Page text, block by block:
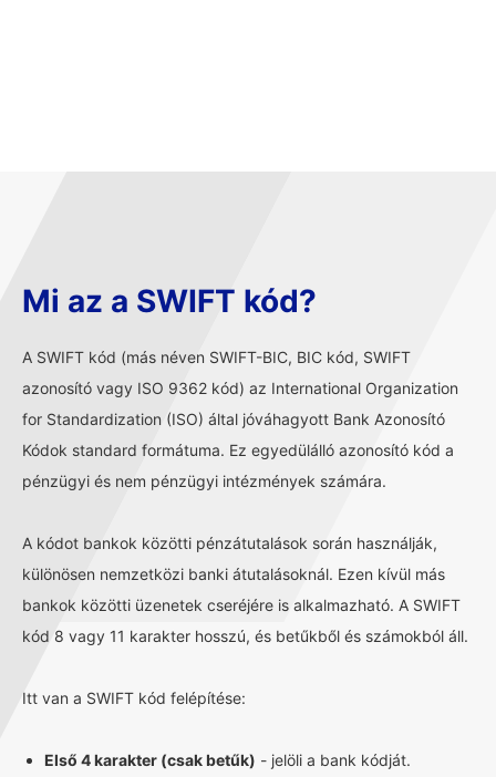
Mi az a SWIFT kód?
A SWIFT kód (más néven SWIFT-BIC, BIC kód, SWIFT
azonosító vagy ISO 9362 kód) az International Organization
for Standardization (ISO) által jóváhagyott Bank Azonosító
Kódok standard formátuma. Ez egyedülálló azonosító kód a
pénzügyi és nem pénzügyi intézmények számára.
A kódot bankok közötti pénzátutalások során használják,
különösen nemzetközi banki átutalásoknál. Ezen kívül más
bankok közötti üzenetek cseréjére is alkalmazható. A SWIFT
kód 8 vagy 11 karakter hosszú, és betűkből és számokból áll.
Itt van a SWIFT kód felépítése:
Első 4 karakter (csak betűk) - jelöli a bank kódját.